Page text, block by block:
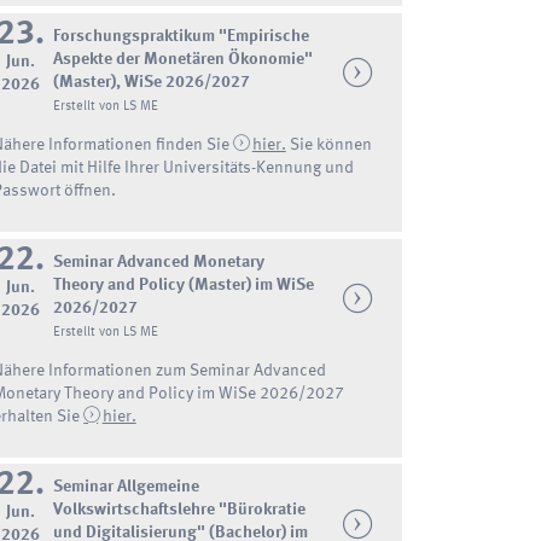
Jun.
2026
Forschungspraktikum "Empirische
Aspekte der Monetären Ökonomie"
(Master), WiSe 2026/2027
Erstellt von LS ME
Informationen finden Sie hier. Sie können
Datei mit Hilfe Ihrer Universitäts-Kennung und
öffnen.
Jun.
2026
Seminar Advanced Monetary
Theory and Policy (Master) im WiSe
2026/2027
Erstellt von LS ME
Informationen zum Seminar Advanced
Theory and Policy im WiSe 2026/2027
Sie
hier.
Jun.
2026
Seminar Allgemeine
Volkswirtschaftslehre "Bürokratie
und Digitalisierung" (Bachelor) im